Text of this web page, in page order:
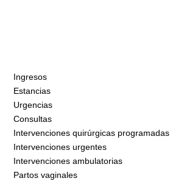
Ingresos
Estancias
Urgencias
Consultas
Intervenciones quirúrgicas programadas
Intervenciones urgentes
Intervenciones ambulatorias
Partos vaginales